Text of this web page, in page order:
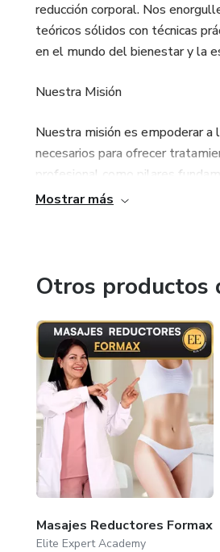
reducción corporal. Nos
teóricos sólidos con técnicas
en el mundo del bienestar y la
Nuestra Misión
Nuestra misión es empoderar
necesarios para ofrecer
profesional como pilares
nuestros alumnos. Nuestros
Maderoterapia Corporal
Aparatologia
Yesoterapia
Kinesiotape
Mostrar más
Otros productos
Masajes Reductores Formax
Elite Expert Academy